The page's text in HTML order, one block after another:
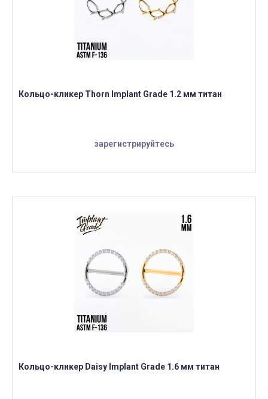
Кольцо-кликер Thorn Implant Grade 1.2 мм титан
зарегистрируйтесь
Кольцо-кликер Daisy Implant Grade 1.6 мм титан